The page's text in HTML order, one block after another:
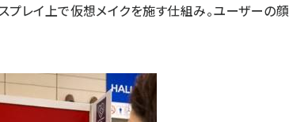
プレイ上で仮想メイクを施す仕組み。ユーザーの顔